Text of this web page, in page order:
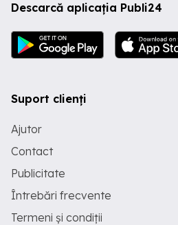
Descarcă aplicația Publi24
Suport clienți
Ajutor
Contact
Publicitate
Întrebări frecvente
Termeni și condiții